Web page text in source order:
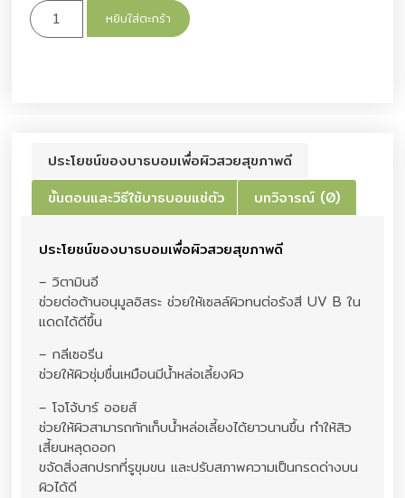
หยิบใส่ตะกร้า
ประโยชน์ของบาธบอมเพื่อผิวสวยสุขภาพดี
ขั้นตอนและวิธีใช้บาธบอมแช่ตัว
บทวิจารณ์ (0)
ประโยชน์ของบาธบอมเพื่อผิวสวยสุขภาพดี
– วิตามินอี
ช่วยต่อต้านอนุมูลอิสระ ช่วยให้เซลล์ผิวทนต่อรังสี UV B ใน
แดดได้ดีขึ้น
– กลีเซอรีน
ช่วยให้ผิวชุ่มชื่นเหมือนมีน้ำหล่อเลี้ยงผิว
– โจโจ้บาร์ ออยส์
ช่วยให้ผิวสามารถกักเก็บน้ำหล่อเลี้ยงได้ยาวนานขึ้น ทำให้สิว
เสี้ยนหลุดออก
ขจัดสิ่งสกปรกที่รูขุมขน และปรับสภาพความเป็นกรดด่างบน
ผิวได้ดี